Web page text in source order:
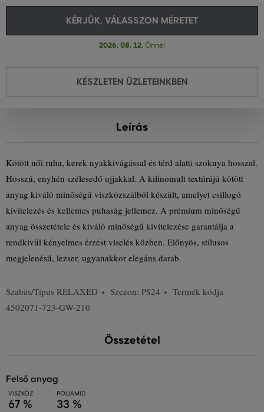
KÉRJÜK, VÁLASSZON MÉRETET
2026. 08. 12. Önnél
KÉSZLETEN ÜZLETEINKBEN
Leírás
Kötött női ruha, kerek nyakkivágással és térd alatti szoknya hosszal.
Hosszú, enyhén szélesedő ujjakkal. A kifinomult textúrájú kötött
anyag kiváló minőségű viszkózszálból készült, amelyet csillogó
kivitelezés és kellemes puhaság jellemez. A prémium minőségű
anyag összetétele és kiváló minőségű kivitelezése garantálja a
rendkívül kényelmes érzést viselés közben. Előnyös, stílusos
megjelenésű, lezser, ugyanakkor elegáns darab.
Szabás/Típus RELAXED Szezon: PS24
Termék kódja
4502071-723-GW-210
Összetétel
felső anyag
VISZKÓZ
67 %
POLIAMID
33 %